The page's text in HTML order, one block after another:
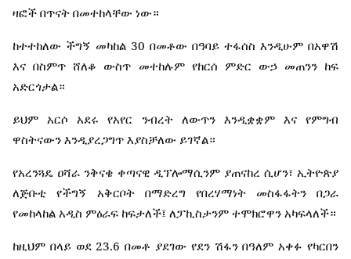
ዛፎች በጥናት በመተከላቸው ነው።
ከተተከለው ችግኝ መካከል 30 በመቶው በዓባይ ተፋሰስ እንዲሁም በአዋሽ
እና በስምጥ ሸለቆ ውስጥ መተከሉም የከርሰ ምድር ውኃ መጠንን ከፍ
አድርጎታል።
ይህም አርሶ አደሩ የአየር ንብረት ለውጥን እንዲቋቋም እና
የምግብ
ዋስትናውን እንዲያረጋግጥ እያስቻለው ይገኛል።
የአረንጓዴ ዐሻራ ንቅናቄ ቀጣናዊ ዲፕሎማሲንም ያጠናከረ ሲሆን፣ ኢትዮጵያ
ለጅቡቲ
የችግኝ አቅርቦት በማድረግ የበረሃማነት መስፋፋትን
በጋራ
የመከላከል አዲስ ምዕራፍ ከፍታለች፤ ለፓኪስታንም ተሞክሮዋን አካፍላለች።
ከዚህም በላይ ወደ23.6በመቶ ያደገው የደን ሽፋን በዓለም አቀፉ የካርበን